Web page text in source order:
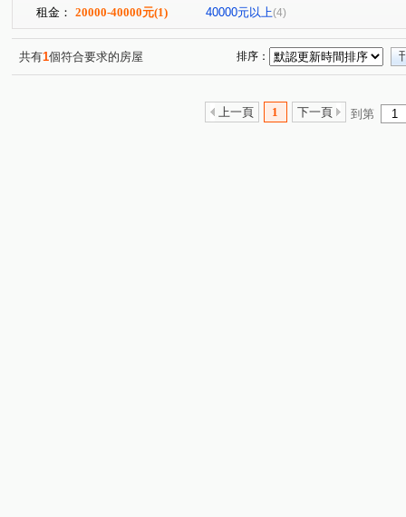
租金： 20000-40000元(1) 40000元以上(4)
共有1個符合要求的房屋 排序：
上一頁 1 下一頁 到第